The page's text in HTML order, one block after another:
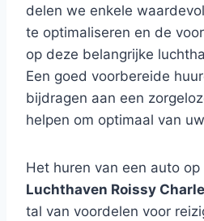
delen we enkele
te optimaliseren en de
op deze belangrijke
Een goed voorbereide
bijdragen aan een
helpen om optimaal van
Het huren van een auto op
Luchthaven Roissy
tal van voordelen voor